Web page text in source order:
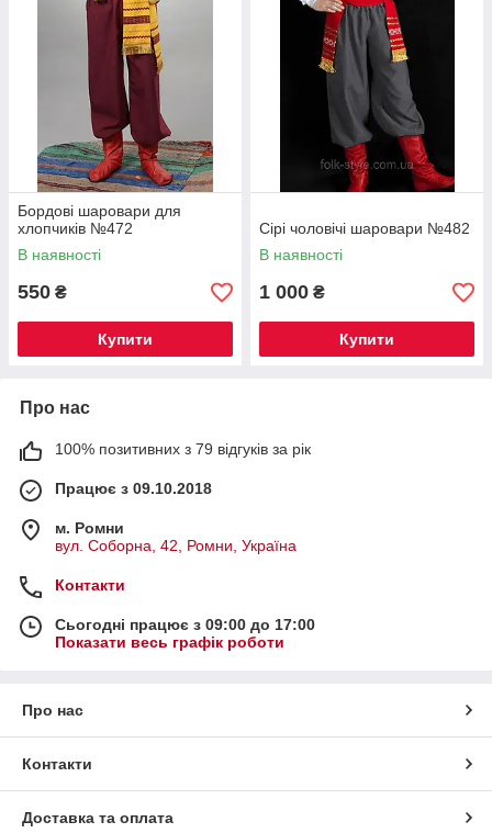
Бордові шаровари для
хлопчиків №472
В наявності
550 ₴
Купити
Сірі чоловічі шаровари №482
В наявності
1 000 ₴
Купити
Про нас
100% позитивних з 79 відгуків за рік
Працює з 09.10.2018
м. Ромни
вул. Соборна, 42, Ромни, Україна
Контакти
Сьогодні працює з 09:00 до 17:00
Показати весь графік роботи
Про нас
Контакти
Доставка та оплата